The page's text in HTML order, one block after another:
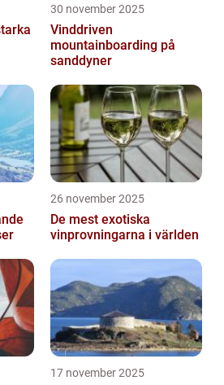
30 november 2025
Vinddriven
mountainboarding på
sanddyner
26 november 2025
De mest exotiska
vinprovningarna i världen
17 november 2025